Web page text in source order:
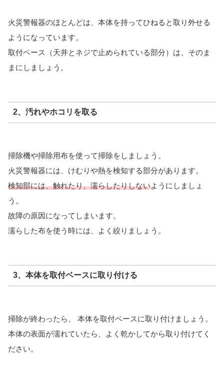
火災警報器のほとんどは、本体を持ってひねると取り外せる
ようになっています。
取付ベース（天井とネジで止められている部分）は、そのま
まにしましょう。
2、汚れやホコリを取る
掃除機や掃除用布を使って掃除をしましょう。
火災警報器には、けむりや熱を検知する部分があります。
検知部には、触れたり、濡らしたりしないようにしましょ
う。
故障の原因になってしまいます。
濡らした布を使う時には、よく絞りましょう。
3、本体を取付ベースに取り付ける
掃除が終わったら、 本体を取付ベースに取り付けましょう。
本体の表面が濡れていたら、よく乾かしてから取り付けてく
ださい。